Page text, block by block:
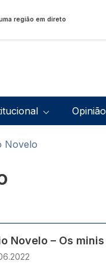
região em direto
Opinião
Novelo
Novelo – Os minis